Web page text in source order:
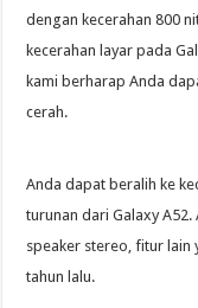
dengan kecerahan 800
kecerahan layar pada
kami berharap Anda
cerah.
Anda dapat beralih ke
turunan dari Galaxy
speaker stereo, fitur lain
tahun lalu.